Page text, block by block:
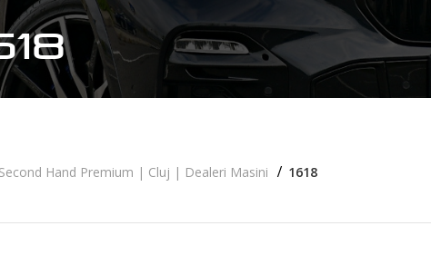
Hand Premium | Cluj | Dealeri Masini 1618